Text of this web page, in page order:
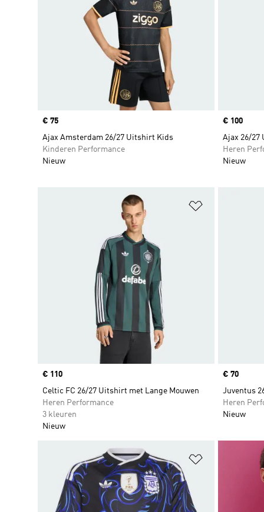
Price
€ 75
Ajax Amsterdam 26/27 Uitshirt Kids
Kinderen Performance
Nieuw
Price
€ 100
Ajax 26/27
Heren
Nieuw
Price
€ 110
Celtic FC 26/27 Uitshirt met Lange Mouwen
Heren Performance
3 kleuren
Nieuw
Price
€ 70
Juventus
Heren
Nieuw
Op